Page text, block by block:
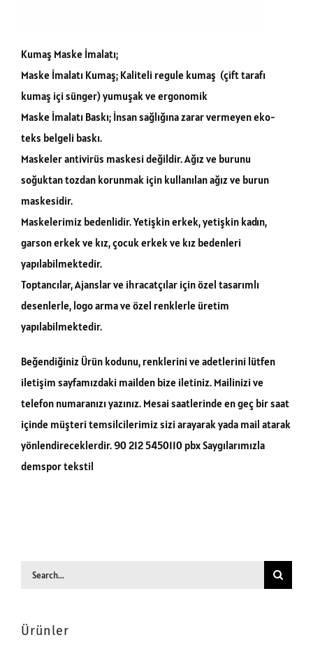
Kumaş Maske İmalatı;
Maske İmalatı Kumaş; Kaliteli regule kumaş (çift tarafı
kumaş içi sünger) yumuşak ve ergonomik
Maske İmalatı Baskı; İnsan sağlığına zarar vermeyen eko-
teks belgeli baskı.
Maskeler antivirüs maskesi değildir. Ağız ve burunu
soğuktan tozdan korunmak için kullanılan ağız ve burun
maskesidir.
Maskelerimiz bedenlidir. Yetişkin erkek, yetişkin kadın,
garson erkek ve kız, çocuk erkek ve kız bedenleri
yapılabilmektedir.
Toptancılar, Ajanslar ve ihracatçılar için özel tasarımlı
desenlerle, logo arma ve özel renklerle üretim
yapılabilmektedir.
Beğendiğiniz Ürün kodunu, renklerini ve adetlerini lütfen
iletişim sayfamızdaki mailden bize iletiniz. Mailinizi ve
telefon numaranızı yazınız. Mesai saatlerinde en geç bir saat
içinde müşteri temsilcilerimiz sizi arayarak yada mail atarak
yönlendireceklerdir. 90 212 5450110 pbx Saygılarımızla
demspor tekstil
Search
Ürünler